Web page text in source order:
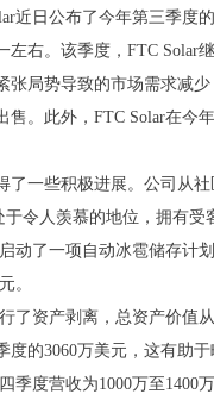
近日公布了今年第三季度
左右。该季度，FTC Solar
张局势导致的市场需求减
。此外，FTC Solar在今
了一些积极进展。公司从
令人羡慕的地位，拥有
动了一项自动冰雹储存计
。
了资产剥离，总资产价值
度的3060万美元，这有助
季度营收为1000万至